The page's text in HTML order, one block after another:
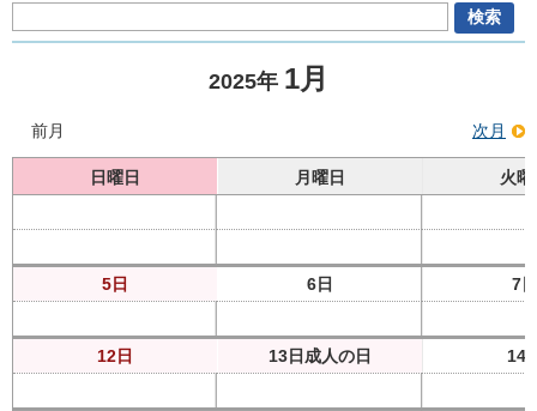
前月
2025年 1月
次月
日曜日 月曜日 火曜
5日 6日 7日
12日 13日成人の日 14